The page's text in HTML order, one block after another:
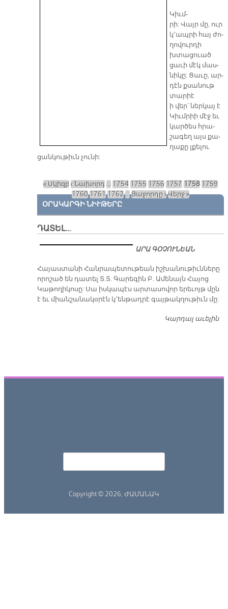
​Կիւմ­
րի: Վայր մը, ուր
կ՚ապ­րի հայ ժո­
ղո­վուր­դի
խտա­ցուած
ցա­ւի մէկ մաս­
նի­կը: Ցա­ւը, ար­
դէն քսա­նութ
տա­րիէ
ի վեր՝ ներ­կայ է
Կիւմ­րիի մէջ եւ
կար­ծես հրա­
շա­գեղ այս քա­
ղա­քը լքե­լու
ցան­կու­թիւն չու­նի:
Էջեր
« Սկիզբ‹ Նախորդ … 1754 1755 1756 1757 1758 1759
17601761 1762… Յաջորդը ›Վերջ »
ՕՐԱԿԱՐԳԻ ՆԻՒԹԵՐԸ
ԴԱՏԵԼ…
ԱՐԱ ԳՕՉՈՒՆԵԱՆ
​Հայաստանի Հանրապետութեան իշխանութիւնները
որոշած են դատել Տ.Տ. Գարեգին Բ. Ամենայն Հայոց
Կաթողիկոսը: Սա իսկապէս արտասովոր երեւոյթ մըն
է եւ միանշանակօրէն կ՚ենթադրէ գայթակղութիւն մը:
Կարդալ աւելին
Copyright © 2026, ԺԱՄԱՆԱԿ